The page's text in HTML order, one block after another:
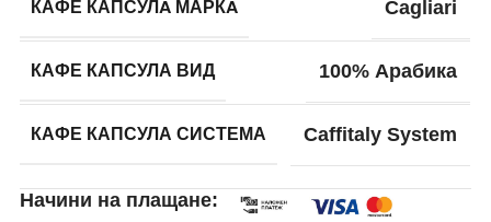
КАФЕ КАПСУЛA МАРКA Cagliari
КАФЕ КАПСУЛА ВИД 100% Арабика
КАФЕ КАПСУЛА СИСТЕМА Caffitaly System
Начини на плащане: